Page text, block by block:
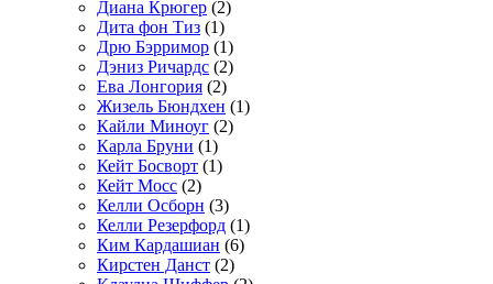
Диана Крюгер (2)
Дита фон Тиз (1)
Дрю Бэрримор (1)
Дэниз Ричардс (2)
Ева Лонгория (2)
Жизель Бюндхен (1)
Кайли Миноуг (2)
Карла Бруни (1)
Кейт Босворт (1)
Кейт Мосс (2)
Келли Осборн (3)
Келли Резерфорд (1)
Ким Кардашиан (6)
Кирстен Данст (2)